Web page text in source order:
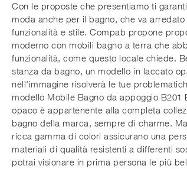
Con le proposte che presentiamo ti
moda anche per il bagno, che va
funzionalità e stile. Compab propone
moderno con mobili bagno a terra che
funzionalità, come questo locale chiede.
stanza da bagno, un modello in laccato
nell'immagine risolverà le tue
modello Mobile Bagno da appoggio
opaco è appartenente alla completa
bagno della marca, sempre di charme.
ricca gamma di colori assicurano una
materiali di qualità resistenti a differenti
potrai visionare in prima persona le più